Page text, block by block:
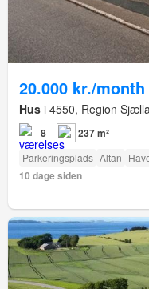
20.000 kr./month
Hus i 4550, Region
8 237 m²
Parkeringsplads Altan
10 dage siden